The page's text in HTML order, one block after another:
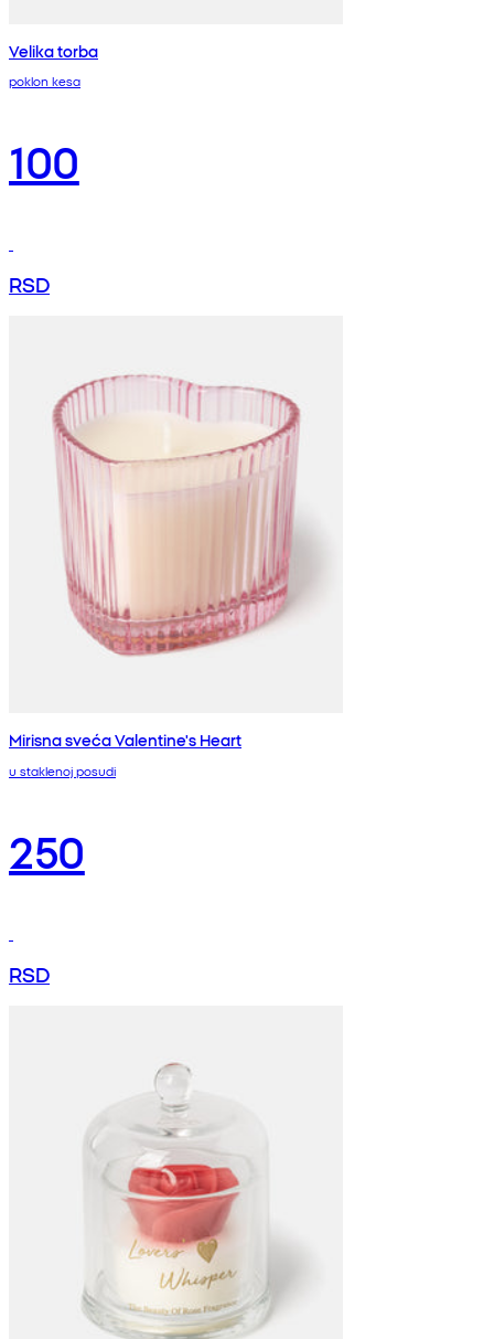
Velika torba
poklon kesa
100
RSD
Mirisna sveća Valentine's Heart
u staklenoj posudi
250
RSD